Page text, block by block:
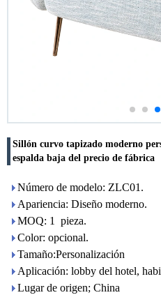
Sillón curvo tapizado moderno
espalda baja del precio de fábrica
Número de modelo: ZLC01.
Apariencia: Diseño moderno.
MOQ: 1 pieza.
Color: opcional.
Tamaño:Personalización
Aplicación: lobby del hotel,
Lugar de origen; China